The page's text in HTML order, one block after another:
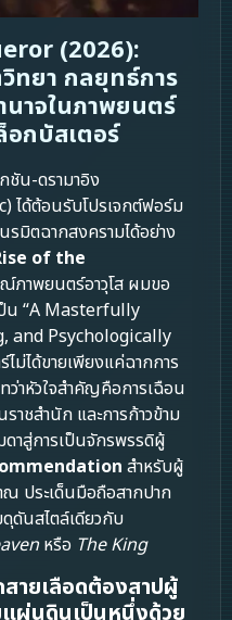
(2026):
ทยา กลยุทธ์การ
นาจในภาพยนตร์
อกบัสเตอร์
ชัน-ดรามาอิง
ได้ต้อนรับโปรเจกต์ฟอร์ม
มิตฉากสงครามได้อย่าง
of the
ภาพยนตร์อาวุโส ผมขอ
ป็น “A Masterfully
and Psychologically
ม่ได้ขายเพียงแค่ฉากการ
าหัวใจสำคัญคือการเฉือน
าชสำนัก และการก้าวข้าม
าสู่การเป็นจักรพรรดิผู้
สำหรับผู้
ประเด็นมือถือสากปาก
ดันสไตล์เดียวกับ
หรือ The King
ายเลือดต้องสาปผู้
ผ่นดินเป็นหนึ่งด้วย